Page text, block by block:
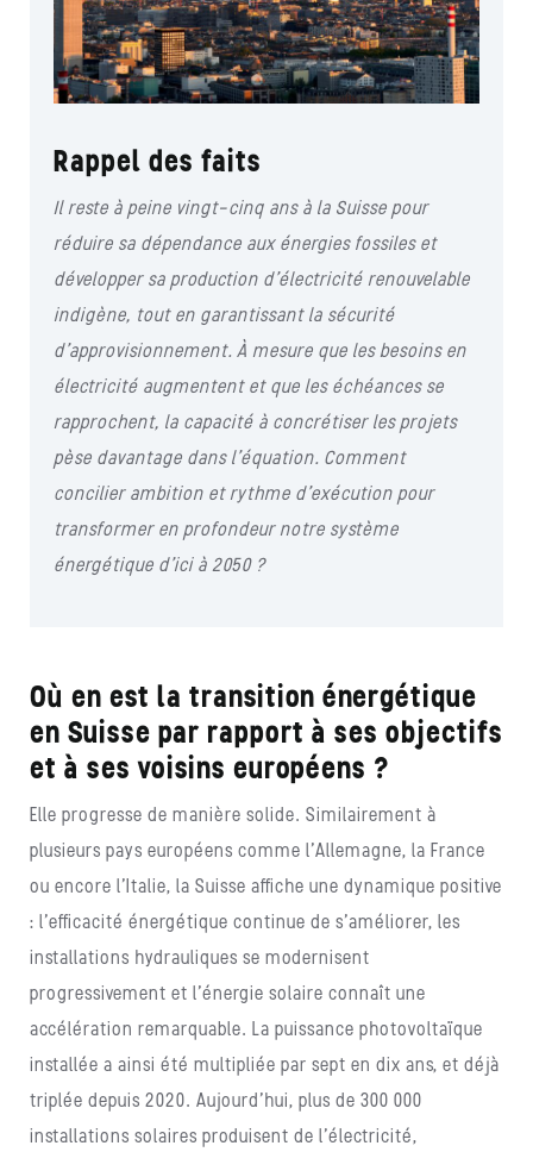
Rappel des faits
Il reste à peine vingt-cinq ans à la Suisse pour
réduire sa dépendance aux énergies fossiles et
développer sa production d’électricité renouvelable
indigène, tout en garantissant la sécurité
d’approvisionnement. À mesure que les besoins en
électricité augmentent et que les échéances se
rapprochent, la capacité à concrétiser les projets
pèse davantage dans l’équation. Comment
concilier ambition et rythme d’exécution pour
transformer en profondeur notre système
énergétique d’ici à 2050 ?
Où en est la transition énergétique
en Suisse par rapport à ses objectifs
et à ses voisins européens ?
Elle progresse de manière solide. Similairement à
plusieurs pays européens comme l’Allemagne, la France
ou encore l’Italie, la Suisse affiche une dynamique positive
: l’efficacité énergétique continue de s’améliorer, les
installations hydrauliques se modernisent
progressivement et l’énergie solaire connaît une
accélération remarquable. La puissance photovoltaïque
installée a ainsi été multipliée par sept en dix ans, et déjà
triplée depuis 2020. Aujourd’hui, plus de 300 000
installations solaires produisent de l’électricité,